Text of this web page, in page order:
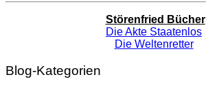
Störenfried Bücher
Die Akte Staatenlos
Die Weltenretter
Blog-Kategorien